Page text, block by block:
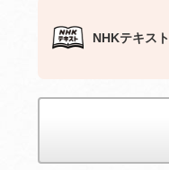
NHKテキスト